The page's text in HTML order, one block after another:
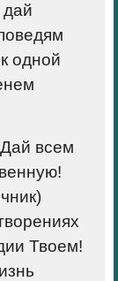
одной
всем
Твоем!